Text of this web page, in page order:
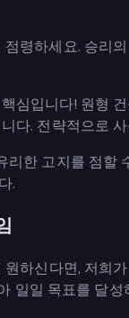
령하세요. 승리
심입니다! 원형
다. 전략적으로
리한 고지를 점할
.
하신다면, 저희
일일 목표를 달성